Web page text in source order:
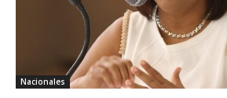
Nacionales